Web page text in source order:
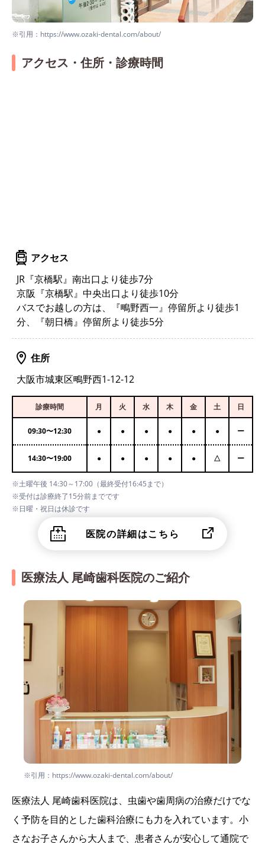
※引用：https://www.ozaki-dental.com/about/
アクセス・住所・診療時間
アクセス
JR『京橋駅』南出口より徒歩7分
京阪『京橋駅』中央出口より徒歩10分
バスでお越しの方は、『鴫野西一』停留所より徒歩1
分、『朝日橋』停留所より徒歩5分
住所
大阪市城東区鴫野西1-12-12
診療時間 月 火 水 木 金 土 日
09:30〜12:30 ● ● ● ● ● ● ー
14:30〜19:00 ● ● ● ● ● △ ー
※土曜午後 14:30～17:00（最終受付16:45まで）
※受付は診療終了15分前までです
※日曜・祝日は休診です
医院の詳細はこちら
医療法人 尾崎歯科医院のご紹介
※引用：https://www.ozaki-dental.com/about/
医療法人 尾崎歯科医院は、虫歯や歯周病の治療だけでな
く予防を目的とした歯科治療にも力を入れています。小
さなお子さんから大人まで、患者さんが安心して通院で